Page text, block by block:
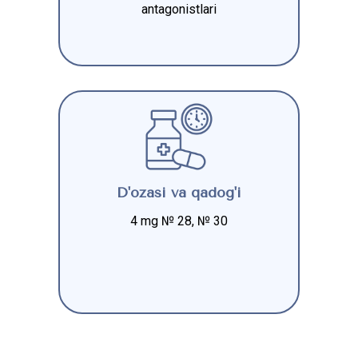
D'ozasi va qadog'i
4 mg № 28, № 30
antagonistlari